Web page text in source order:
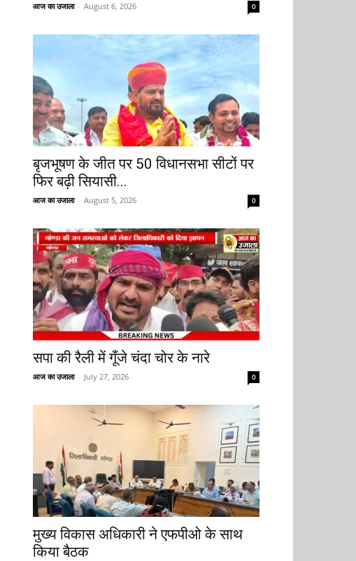
आज का उजाला - August 6, 2026 0
बृजभूषण के जीत पर 50 विधानसभा सीटों पर
फिर बढ़ी सियासी...
आज का उजाला - August 5, 2026 0
सपा की रैली में गूँजे चंदा चोर के नारे
आज का उजाला - July 27, 2026 0
मुख्य विकास अधिकारी ने एफपीओ के साथ
किया बैठक